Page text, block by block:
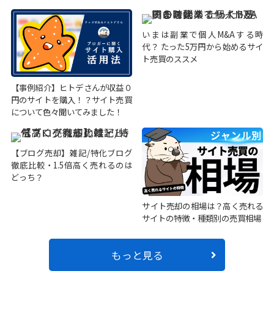
【事例紹介】ヒトデさんが収益０
円のサイトを購入！？サイト売買
について色々聞いてみました！
いまは副業で個人M&Aする時
代？ たった5万円から始めるサイ
ト売買のススメ
【ブログ売却】雑記/特化ブログ
徹底比較・1.5倍高く売れるのは
どっち？
サイト売却の相場は？高く売れる
サイトの特徴・種類別の売買相場
もっと見る